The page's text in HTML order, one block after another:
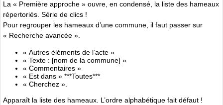
La « Première approche » ouvre, en condensé, la liste des hameaux
répertoriés. Série de clics !
Pour regrouper les hameaux d’une commune, il faut passer sur
« Recherche avancée ».
« Autres éléments de l’acte »
« Texte : [nom de la commune] »
« Commentaires »
« Est dans » ***Toutes***
« Cherchez ».
Apparaît la liste des hameaux. L’ordre alphabétique fait défaut !